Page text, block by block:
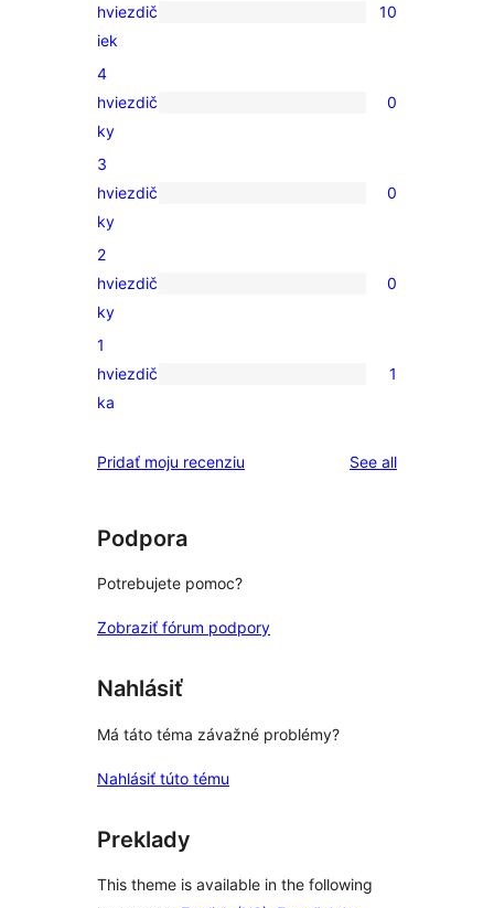
10
recenzií
s
5-
hviezdičkovým
hodnotením
hviezdič
iek
10
0
recenzií
s
4-
hviezdičkovým
hodnotením
4
hviezdič
ky
0
0
recenzií
s
3-
hviezdičkovým
hodnotením
3
hviezdič
ky
0
0
recenzií
s
2-
hviezdičkovým
2
hviezdič
ky
0
1
recenzia
1-
hodnotením
1
hviezdič
ka
1
Pridať moju recenziu See allreviews
Podpora
Potrebujete pomoc?
Zobraziť fórum podpory
Nahlásiť
Má táto téma závažné problémy?
Nahlásiť túto tému
Preklady
This theme is available in the following